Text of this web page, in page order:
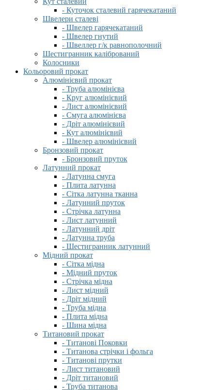
- Куточок сталевий гарячекатаний
Швелери сталеві
- Швелер гарячекатаний
- Швелер гнутий
- Швеллер г/к равнополочний
Шестигранник калібрований
Колосники
Кольоровий прокат
Алюмінієвий прокат
- Труба алюмінієва
- Круг алюмінієвий
- Лист алюмінієвий
- Смуга алюмінієва
- Дріт алюмінієвий
- Кут алюмінієвий
- Швелер алюмінієвий
Бронзовий прокат
- Бронзовий пруток
Латунний прокат
- Латунна смуга
- Плита латунна
- Сітка латунна тканна
- Латунний пруток
- Стрічка латунна
- Лист латунний
- Латунний дріт
- Латунна труба
- Шестигранник латунний
Мідний прокат
- Сітка мідна
- Мідний пруток
- Стрічка мідна
- Лист мідний
- Дріт мідний
- Труба мідна
- Плита мідна
- Шина мідна
Титановий прокат
- Титанові Поковки
- Титанова стрічки і фольга
- Титанові прутки
- Лист титановий
- Дріт титановий
- Труба титанова